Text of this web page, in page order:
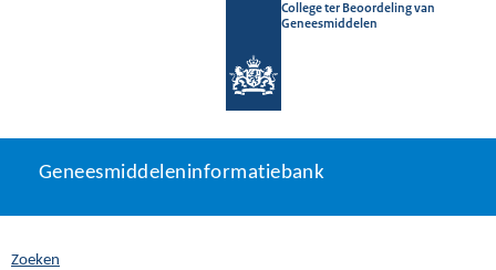
College ter Beoordeling van
Geneesmiddelen
naar
Geneesmiddeleninformatiebank
U
zich
hier:
Geneesmiddeleninformatiebank
Zoeken